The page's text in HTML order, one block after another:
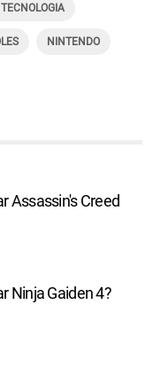
NINTENDO
Assassin's Creed
Ninja Gaiden 4?